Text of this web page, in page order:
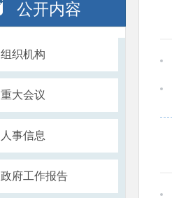
公开内容
组织机构
重大会议
人事信息
政府工作报告